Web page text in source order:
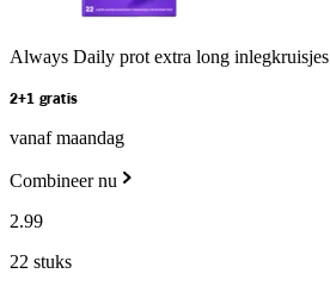
Always Daily prot extra long inlegkruisjes
2+1 gratis
vanaf maandag
Combineer nu
2.99
22 stuks